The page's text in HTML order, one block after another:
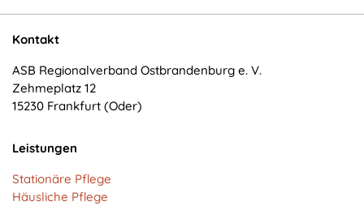
Kontakt
ASB Regionalverband Ostbrandenburg e. V.
Zehmeplatz 12
15230 Frankfurt (Oder)
Leistungen
Stationäre Pflege
Häusliche Pflege
Matomo
Matomo